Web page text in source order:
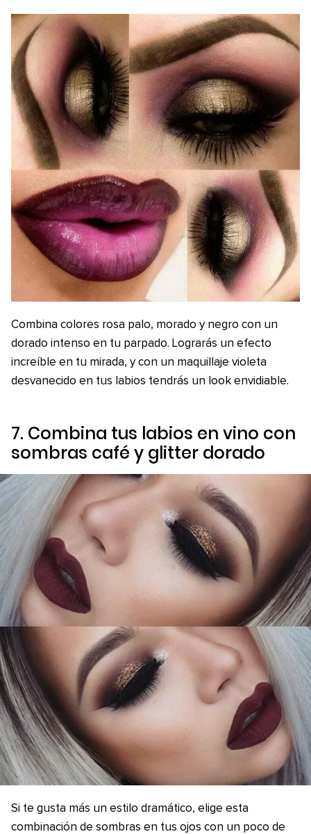
Combina colores rosa palo, morado y negro con un
dorado intenso en tu parpado. Lograrás un efecto
increíble en tu mirada, y con un maquillaje violeta
desvanecido en tus labios tendrás un look envidiable.
7. Combina tus labios en vino con
sombras café y glitter dorado
Si te gusta más un estilo dramático, elige esta
combinación de sombras en tus ojos con un poco de